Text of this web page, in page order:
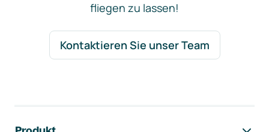
fliegen zu lassen!
Kontaktieren Sie unser Team